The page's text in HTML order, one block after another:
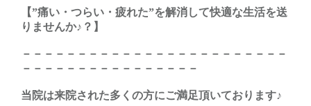
【”痛い・つらい・疲れた”を解消して快適な生活を送
りませんか♪？】
－－－－－－－－－－－－－－－－－－－－－－－－
－－－－－－－－－－－－－－－－
当院は来院された多くの方にご満足頂いております♪